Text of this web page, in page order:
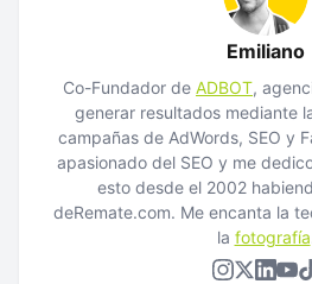
Emiliano
Co-Fundador de ADBOT,
generar resultados mediante
campañas de AdWords, SEO y
apasionado del SEO y me
esto desde el 2002
deRemate.com. Me encanta la
la fotografía